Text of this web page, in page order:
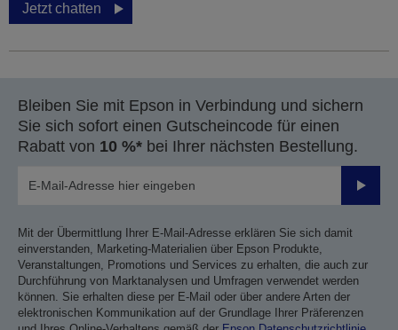
Jetzt chatten
Bleiben Sie mit Epson in Verbindung und sichern
Sie sich sofort einen Gutscheincode für einen
Rabatt von 10 %* bei Ihrer nächsten Bestellung.
Mit der Übermittlung Ihrer E-Mail-Adresse erklären Sie sich damit
einverstanden, Marketing-Materialien über Epson Produkte,
Veranstaltungen, Promotions und Services zu erhalten, die auch zur
Durchführung von Marktanalysen und Umfragen verwendet werden
können. Sie erhalten diese per E-Mail oder über andere Arten der
elektronischen Kommunikation auf der Grundlage Ihrer Präferenzen